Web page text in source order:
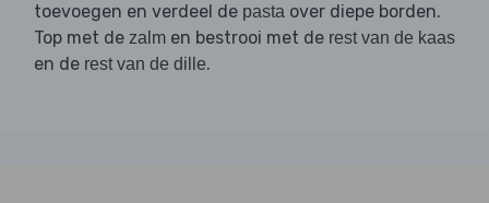
toevoegen en verdeel de pasta over diepe borden.
Top met de zalm en bestrooi met de rest van de kaas
en de rest van de dille.